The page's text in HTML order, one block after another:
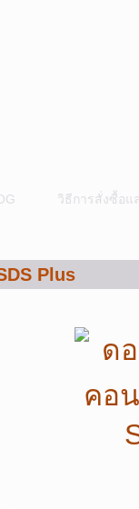
วิธีการสั่งซื้อแ
Plus